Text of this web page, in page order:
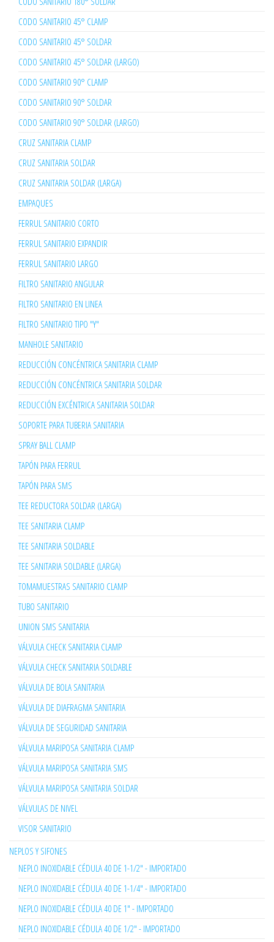
CODO SANITARIO 45° CLAMP
CODO SANITARIO 45° SOLDAR
CODO SANITARIO 45° SOLDAR (LARGO)
CODO SANITARIO 90° CLAMP
CODO SANITARIO 90° SOLDAR
CODO SANITARIO 90° SOLDAR (LARGO)
CRUZ SANITARIA CLAMP
CRUZ SANITARIA SOLDAR
CRUZ SANITARIA SOLDAR (LARGA)
EMPAQUES
FERRUL SANITARIO CORTO
FERRUL SANITARIO EXPANDIR
FERRUL SANITARIO LARGO
FILTRO SANITARIO ANGULAR
FILTRO SANITARIO EN LINEA
FILTRO SANITARIO TIPO "Y"
MANHOLE SANITARIO
REDUCCIÓN CONCÉNTRICA SANITARIA CLAMP
REDUCCIÓN CONCÉNTRICA SANITARIA SOLDAR
REDUCCIÓN EXCÉNTRICA SANITARIA SOLDAR
SOPORTE PARA TUBERIA SANITARIA
SPRAY BALL CLAMP
TAPÓN PARA FERRUL
TAPÓN PARA SMS
TEE REDUCTORA SOLDAR (LARGA)
TEE SANITARIA CLAMP
TEE SANITARIA SOLDABLE
TEE SANITARIA SOLDABLE (LARGA)
TOMAMUESTRAS SANITARIO CLAMP
TUBO SANITARIO
UNION SMS SANITARIA
VÁLVULA CHECK SANITARIA CLAMP
VÁLVULA CHECK SANITARIA SOLDABLE
VÁLVULA DE BOLA SANITARIA
VÁLVULA DE DIAFRAGMA SANITARIA
VÁLVULA DE SEGURIDAD SANITARIA
VÁLVULA MARIPOSA SANITARIA CLAMP
VÁLVULA MARIPOSA SANITARIA SMS
VÁLVULA MARIPOSA SANITARIA SOLDAR
VÁLVULAS DE NIVEL
VISOR SANITARIO
NEPLOS Y SIFONES
NEPLO INOXIDABLE CÉDULA 40 DE 1-1/2" - IMPORTADO
NEPLO INOXIDABLE CÉDULA 40 DE 1-1/4" - IMPORTADO
NEPLO INOXIDABLE CÉDULA 40 DE 1" - IMPORTADO
NEPLO INOXIDABLE CÉDULA 40 DE 1/2" - IMPORTADO